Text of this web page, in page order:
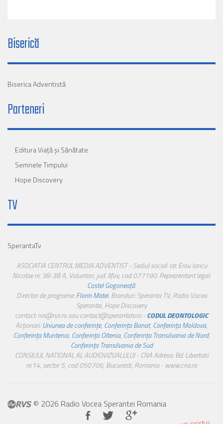
Biserică
Biserica Adventistă
Parteneri
Editura Viaţă şi Sănătate
Semnele Timpului
Hope Discovery
TV
SperantaTv
ASOCIATIA CENTRUL MEDIA ADVENTIST - Sediul social: str. Erou Iancu
Nicolae nr. 38-38 A, Voluntari, jud. Ilfov, cod 077190. Reprezentant legal:
Costel Gogoneață.
Director de programe:Florin Matei. Branduri: Speranta TV, Radio Vocea
Sperantei, Hope Discovery
contact: rvs@rvs.ro sau contact@sperantatv.ro -CODUL DEONTOLOGIC
Acționari:Uniunea de conferințe, Conferința Banat, Conferința Moldova,
Conferința Muntenia, Conferința Oltenia, Conferința Transilvania de Nord,
Conferința Transilvania de Sud
CONSILIUL NATIONAL AL AUDIOVIZUALULUI - CNA Adresa: Bd. Libertatii
nr.14, sector 5, cod 050706, Bucuresti, Romania - www.cna.ro
© 2026 Radio Vocea Sperantei Romania